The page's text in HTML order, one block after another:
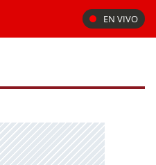
EN VIVO